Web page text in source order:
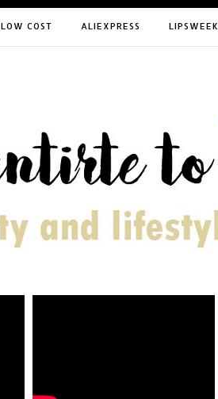
LOW COST ALIEXPRESS LIPSWEEK